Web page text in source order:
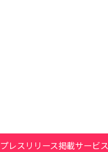
プレスリリース掲載サービス